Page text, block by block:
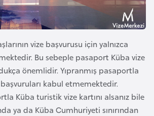
vize başvurusu için yalnızca
Bu sebeple pasaport Küba vize
önemlidir. Yıpranmış pasaportla
kabul etmemektedir.
Küba turistik vize kartını alsanız bile
ya da Küba Cumhuriyeti sınırından